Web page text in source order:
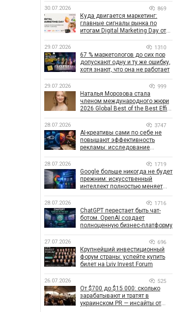
30.07.2026 869
Куда двигается маркетинг:
главные сигналы рынка по
итогам Digital Marketing Day от
29.07.2026 1310
67 % маркетологов до сих пор
допускают одну и ту же ошибку,
хотя знают, что она не работает
29.07.2026 999
Наталья Морозова стала
членом международного жюри
2026 Global Best of the Best Effie
28.07.2026 3747
AI-креативы сами по себе не
повышают эффективность
рекламы: исследование
влияет на эффективность
кампаний
28.07.2026 1719
Google больше никогда не будет
прежним: искусственный
интеллект полностью меняет
28.07.2026 1716
ChatGPT перестает быть чат-
ботом. OpenAI создает
полноценную бизнес-платформу
27.07.2026 696
Крупнейший инвестиционный
форум страны: успейте купить
билет на Lviv Invest Forum
26.07.2026 525
От $700 до $15 000: сколько
зарабатывают и тратят в
украинском PR — инсайты от